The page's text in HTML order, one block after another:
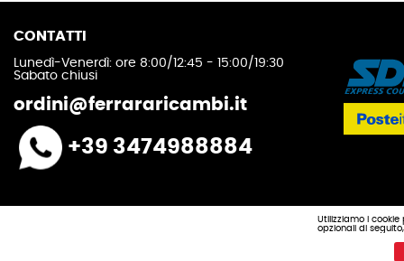
CONTATTI
Lunedì-Venerdì: ore 8:00/12:45 - 15:00/19:30
Sabato chiusi
ordini@ferrararicambi.it
+39 3474988884
Utilizziamo i
opzionali di